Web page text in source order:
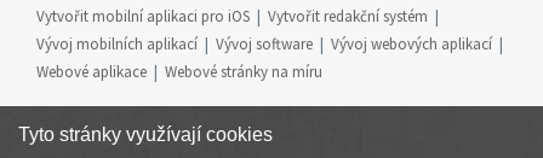
Vytvořit mobilní aplikaci pro iOS
Vytvořit redakční systém
Vývoj mobilních aplikací
Vývoj software
Vývoj webových aplikací
Webové aplikace
Webové stránky na míru
Tyto stránky využívají cookies